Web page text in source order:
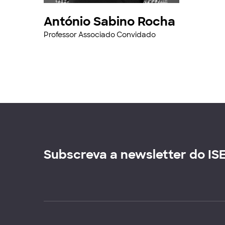
António Sabino Rocha
Professor Associado Convidado
Subscreva a newsletter do